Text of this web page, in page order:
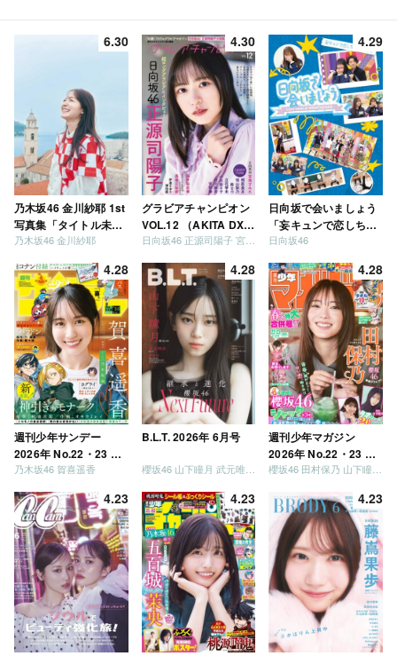
6.30
乃木坂46 金川紗耶 1st
写真集「タイトル未
定」
乃木坂46 金川紗耶
4.30
グラビアチャンピオン
VOL.12 （AKITA DXシ
リーズ）
日向坂46 正源司陽子 宮地すみれ
4.29
日向坂で会いましょう
「妄キュンで恋しちゃ
いましょう」「どっち
う」「ご褒美でロケし
ましょう」「フレンド
リーになりましょう」
「笑って卒業を祝いま
しょう」 [Blu-ray]
日向坂46
4.28
週刊少年サンデー
2026年 No.22・23 合
併号
乃木坂46 賀喜遥香
4.28
B.L.T. 2026年 6月号
櫻坂46 山下瞳月 武元唯衣 / 乃木坂46 海邉朱莉
4.28
週刊少年マガジン
2026年 No.22・23 合
併号
4.23 4.23 4.23